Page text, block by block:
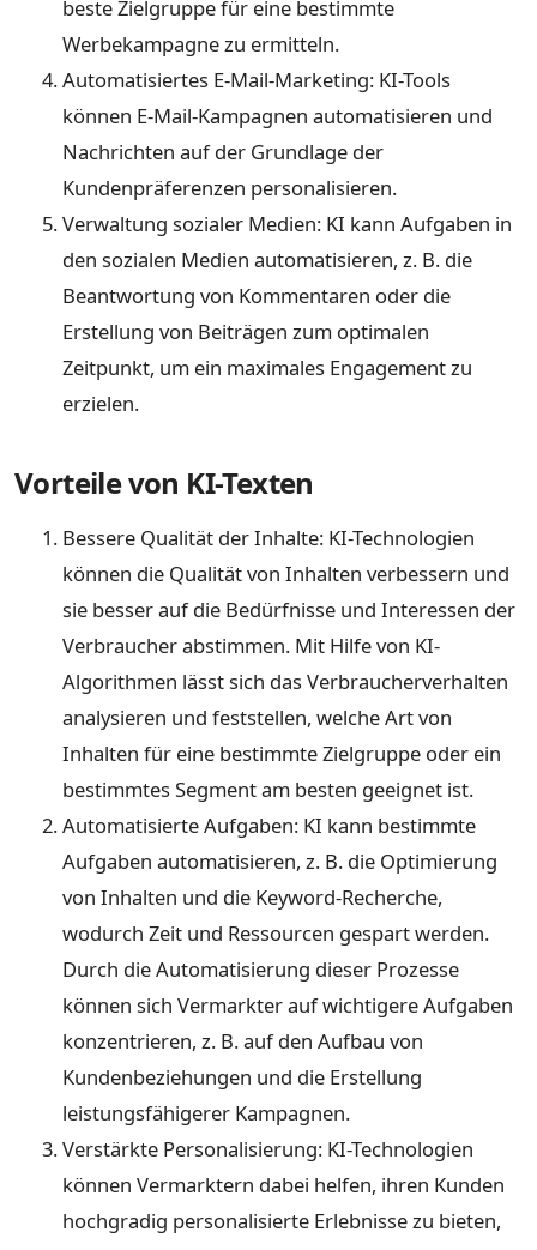
beste Zielgruppe für eine bestimmte
Werbekampagne zu ermitteln.
Automatisiertes E-Mail-Marketing: KI-Tools
können E-Mail-Kampagnen automatisieren und
Nachrichten auf der Grundlage der
Kundenpräferenzen personalisieren.
Verwaltung sozialer Medien: KI kann Aufgaben in
den sozialen Medien automatisieren, z. B. die
Beantwortung von Kommentaren oder die
Erstellung von Beiträgen zum optimalen
Zeitpunkt, um ein maximales Engagement zu
erzielen.
Vorteile von KI-Texten
Bessere Qualität der Inhalte: KI-Technologien
können die Qualität von Inhalten verbessern und
sie besser auf die Bedürfnisse und Interessen der
Verbraucher abstimmen. Mit Hilfe von KI-
Algorithmen lässt sich das Verbraucherverhalten
analysieren und feststellen, welche Art von
Inhalten für eine bestimmte Zielgruppe oder ein
bestimmtes Segment am besten geeignet ist.
Automatisierte Aufgaben: KI kann bestimmte
Aufgaben automatisieren, z. B. die Optimierung
von Inhalten und die Keyword-Recherche,
wodurch Zeit und Ressourcen gespart werden.
Durch die Automatisierung dieser Prozesse
können sich Vermarkter auf wichtigere Aufgaben
konzentrieren, z. B. auf den Aufbau von
Kundenbeziehungen und die Erstellung
leistungsfähigerer Kampagnen.
Verstärkte Personalisierung: KI-Technologien
können Vermarktern dabei helfen, ihren Kunden
hochgradig personalisierte Erlebnisse zu bieten,